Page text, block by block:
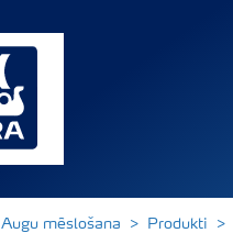
Augu mēslošana Produkti